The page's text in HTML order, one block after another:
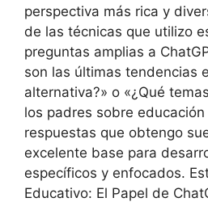
perspectiva más rica y
de las técnicas que utilizo
preguntas amplias a
son las últimas tendencias
alternativa?» o «¿Qué
los padres sobre educación
respuestas que obtengo
excelente base para
específicos y enfocados.
Educativo: El Papel de